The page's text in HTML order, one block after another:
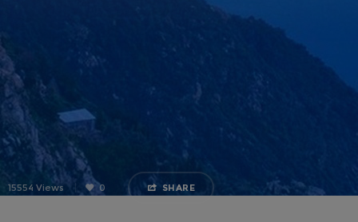
15554 Views 0 SHARE